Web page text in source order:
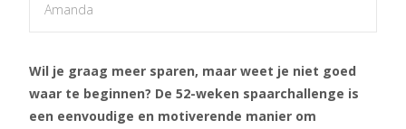
Amanda
Wil je graag meer sparen, maar weet je niet goed
waar te beginnen? De 52-weken spaarchallenge is
een eenvoudige en motiverende manier om